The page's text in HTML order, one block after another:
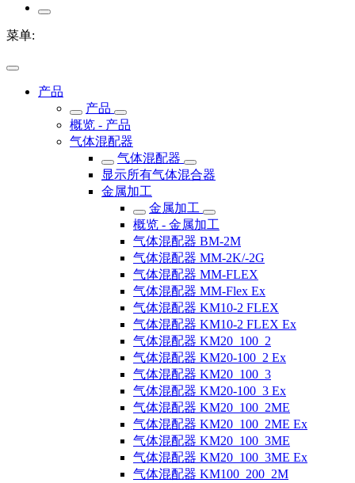
菜单:
产品
产品
概览 - 产品
气体混配器
气体混配器
显示所有气体混合器
金属加工
金属加工
概览 - 金属加工
气体混配器 BM-2M
气体混配器 MM-2K/-2G
气体混配器 MM-FLEX
气体混配器 MM-Flex Ex
气体混配器 KM10-2 FLEX
气体混配器 KM10-2 FLEX Ex
气体混配器 KM20_100_2
气体混配器 KM20-100_2 Ex
气体混配器 KM20_100_3
气体混配器 KM20-100_3 Ex
气体混配器 KM20_100_2ME
气体混配器 KM20_100_2ME Ex
气体混配器 KM20_100_3ME
气体混配器 KM20_100_3ME Ex
气体混配器 KM100_200_2M